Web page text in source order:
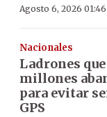
Agosto 6, 2026 01:46
Nacionales
Ladrones
millones
para evitar
GPS